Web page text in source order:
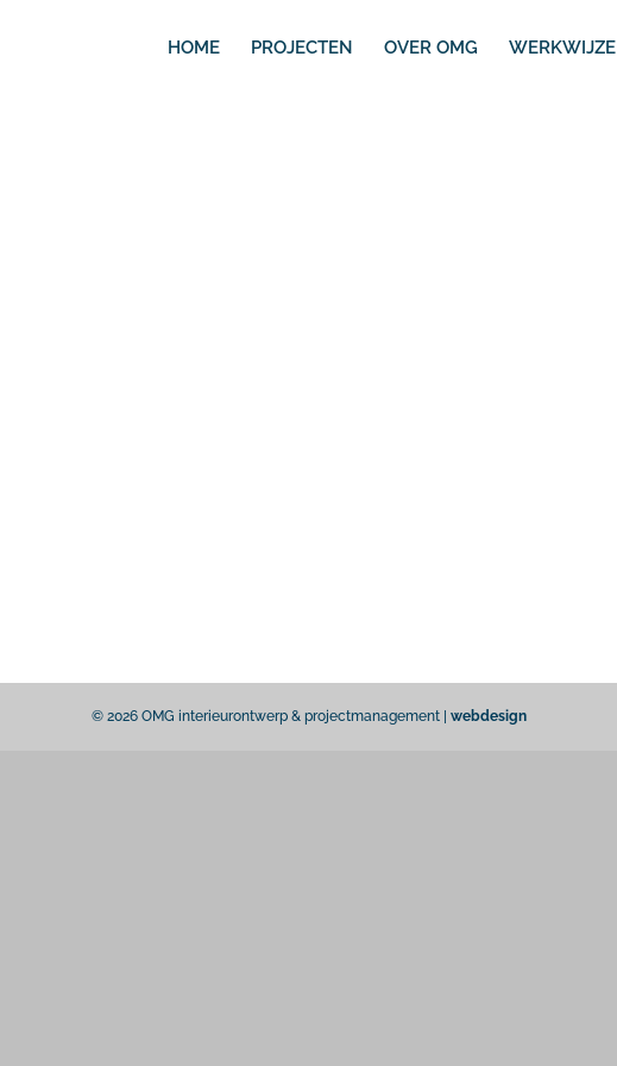
HOME PROJECTEN OVER OMG WERKWIJZE
© 2026 OMG interieurontwerp & projectmanagement | webdesign